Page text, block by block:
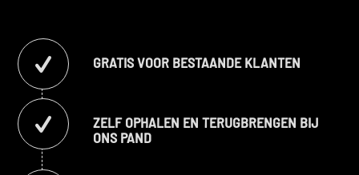
GRATIS VOOR BESTAANDE KLANTEN
ZELF OPHALEN EN TERUGBRENGEN BIJ
ONS PAND